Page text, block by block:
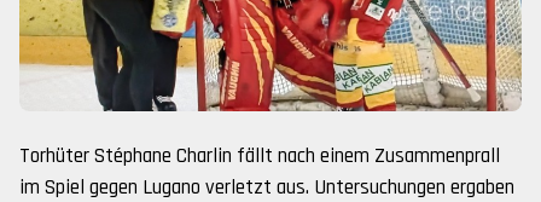
Torhüter Stéphane Charlin fällt nach einem Zusammenprall
im Spiel gegen Lugano verletzt aus. Untersuchungen ergaben